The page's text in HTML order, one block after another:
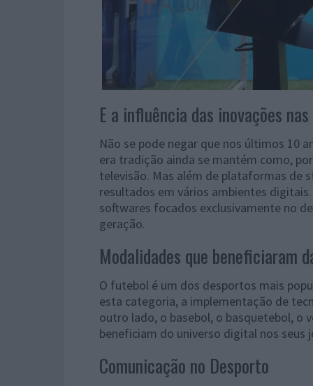
E a influência das inovações
Não se pode negar que nos últimos 10
era tradição ainda se mantém como,
televisão. Mas além de plataformas de
resultados em vários ambientes
softwares focados exclusivamente no
geração.
Modalidades que beneficiaram
O futebol é um dos desportos mais
esta categoria, a implementação de
outro lado, o basebol, o basquetebol, o
beneficiam do universo digital nos seus
Comunicação no Desporto